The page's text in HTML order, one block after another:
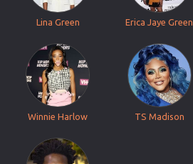
Lina Green Erica Jaye Green
Winnie Harlow TS Madison